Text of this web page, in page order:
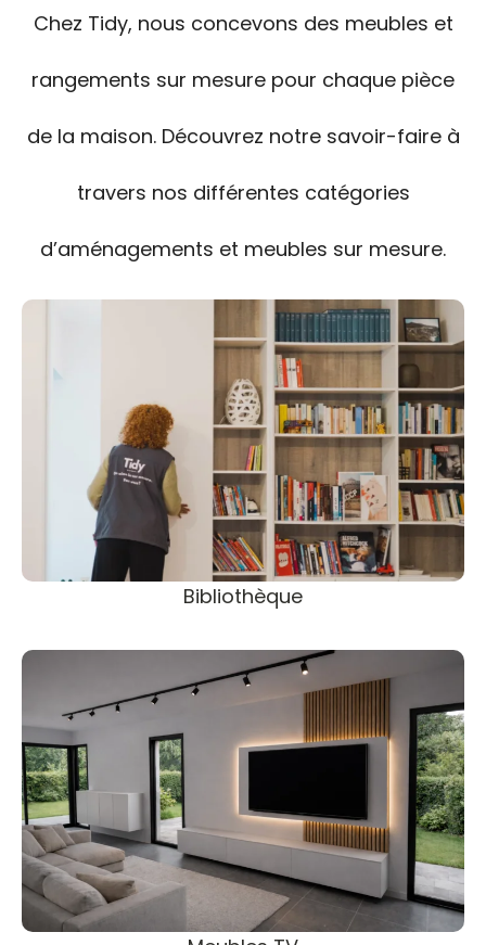
Chez Tidy, nous concevons des meubles et
rangements sur mesure pour chaque pièce
de la maison. Découvrez notre savoir-faire à
travers nos différentes catégories
d’aménagements et meubles sur mesure.
Bibliothèque